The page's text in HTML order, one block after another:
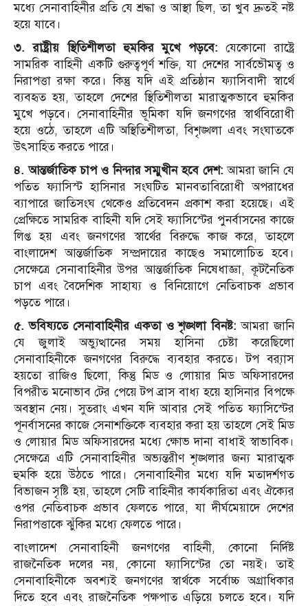
মধ্যে সেনাবাহিনীর প্রতি যে শ্রদ্ধা ও আস্থা ছিল, তা খুব দ্রুতই নষ্ট
হয়ে যাবে।
৩. রাষ্ট্রীয় স্থিতিশীলতা হুমকির মুখে পড়বে: যেকোনো রাষ্ট্রে
সামরিক বাহিনী একটি গুরুত্বপূর্ণ শক্তি, যা দেশের সার্বভৌমত্ব ও
নিরাপত্তা রক্ষা করে। কিন্তু যদি এই প্রতিষ্ঠান ফ্যাসিবাদী স্বার্থে
ব্যবহৃত হয়, তাহলে দেশের স্থিতিশীলতা মারাত্মকভাবে হুমকির
মুখে পড়বে। সেনাবাহিনীর ভূমিকা যদি জনগণের স্বার্থবিরোধী
হয়ে ওঠে, তাহলে এটি অস্থিতিশীলতা, বিশৃঙ্খলা এবং সংঘাতকে
উৎসাহিত করতে পারে।
৪. আন্তর্জাতিক চাপ ও নিন্দার সম্মুখীন হবে দেশ:আমরা জানি যে
পতিত ফ্যাসিস্ট হাসিনার সংঘটিত মানবতাবিরোধী অপরাধের
ব্যাপারে জাতিসংঘ থেকেও প্রতিবেদন প্রকাশ করা হয়েছে। এই
প্রেক্ষিতে সামরিক বাহিনী যদি সেই ফ্যাসিস্টের পুনর্বাসনের কাজে
লিপ্ত হয় এবং জনগণের স্বার্থের বিরুদ্ধে কাজ করে, তাহলে
বাংলাদেশ আন্তর্জাতিক সম্প্রদায়ের কাছেও সমালোচিত হবে।
সেক্ষেত্রে সেনাবাহিনীর উপর আন্তর্জাতিক নিষেধাজ্ঞা, কূটনৈতিক
চাপ এবং বৈদেশিক সাহায্য ও বিনিয়োগে নেতিবাচক প্রভাব
পড়তে পারে।
৫. ভবিষ্যতে সেনাবাহিনীর একতা ও শৃঙ্খলা বিনষ্ট: আমরা জানি
যে জুলাই অভ্যুত্থানের সময় হাসিনা চেষ্টা করেছিলো
সেনাবাহিনীকে জনগণের বিরুদ্ধে ব্যবহার করতে। টপ ব্র‍্যাস
হয়তো রাজিও ছিলো, কিন্তু মিড ও লোয়ার মিড অফিসারদের
বিপরীত মনোভাব টের পেয়ে টপ ব্রাস বাধ্য হয়ে হাসিনার বিপক্ষে
অবস্থান নেয়। সুতরাং এখন যদি আবার সেই পতিত ফ্যাসিস্টের
পূনর্বাসনের কাজে সেনাশক্তিকে ব্যবহার করা হয় তাহলে সেই মিড
ও লোয়ার মিড অফিসারদের মধ্যে ক্ষোভ দানা বাধাই স্বাভাবিক।
সেক্ষেত্রে এটি সেনাবাহিনীর অভ্যন্তরীণ শৃঙ্খলার জন্য মারাত্মক
হুমকি হয়ে উঠতে পারে। সেনাবাহিনীর মধ্যে যদি মতাদর্শগত
বিভাজন সৃষ্টি হয়, তাহলে সেটি বাহিনীর কার্যকারিতা এবং ঐক্যের
ওপর নেতিবাচক প্রভাব ফেলতে পারে, যা দীর্ঘমেয়াদে দেশের
নিরাপত্তাকে ঝুঁকির মধ্যে ফেলতে পারে।
বাংলাদেশ সেনাবাহিনী জনগণের বাহিনী, কোনো নির্দিষ্ট
রাজনৈতিক দলের নয়, কোনো ফ্যাসিস্টের তো নয়ই। তাই
সেনাবাহিনীকে অবশ্যই জনগণের স্বার্থকে সর্বোচ্চ অগ্রাধিকার
দিতে হবে এবং রাজনৈতিক পক্ষপাত এড়িয়ে চলতে হবে। যদি